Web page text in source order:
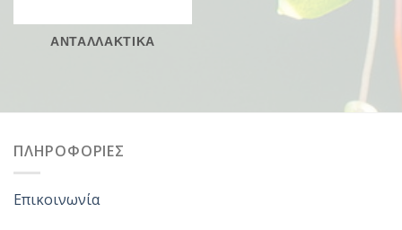
ΑΝΤΑΛΛΑΚΤΙΚΑ
ΠΛΗΡΟΦΟΡΙΕΣ
Επικοινωνία